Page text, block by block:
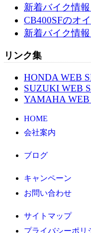
新着バイク情
CB400SFのオ
新着バイク情
リンク集
HONDA WEB
SUZUKI WEB
YAMAHA WEB
HOME
会社案内
ブログ
キャンペーン
お問い合わせ
サイトマップ
プライバシーポリ